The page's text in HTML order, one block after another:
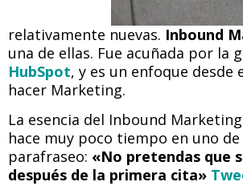
relativamente nuevas. Inbound
una de ellas. Fue acuñada por la
HubSpot, y es un enfoque desde
hacer Marketing.
La esencia del Inbound
hace muy poco tiempo en uno
parafraseo: «No pretendas que
después de la primera cita»